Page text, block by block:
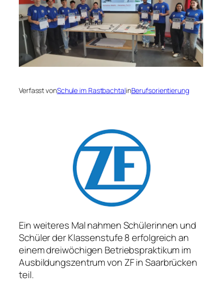
Verfasst vonSchule im RastbachtalinBerufsorientierung
Ein weiteres Mal nahmen Schülerinnen und
Schüler der Klassenstufe 8 erfolgreich an
einem dreiwöchigen Betriebspraktikum im
Ausbildungszentrum von ZF in Saarbrücken
teil.